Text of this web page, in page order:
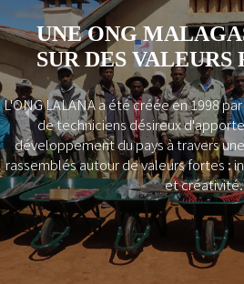
UNE ONG
SUR DES VALEURS
L'ONG LALANA a été créée en 1998
de techniciens désireux
développement du pays à travers
rassemblés autour de valeurs fortes :
et créativité.
Previous